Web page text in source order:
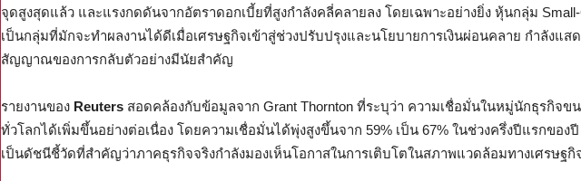
จุดสูงสุดแล้ว และแรงกดดันจากอัตราดอกเบี้ยที่สูงกำลังคลี่คลายลง โดยเฉพาะอย่างยิ่ง หุ้นกลุ่ม
เป็นกลุ่มที่มักจะทำผลงานได้ดีเมื่อเศรษฐกิจเข้าสู่ช่วงปรับปรุงและนโยบายการเงินผ่อนคลาย กำลังแส
สัญญาณของการกลับตัวอย่างมีนัยสำคัญ
รายงานของ Reuters สอดคล้องกับข้อมูลจาก Grant Thornton ที่ระบุว่า ความเชื่อมั่นในหมู่นักธุรกิจข
ทั่วโลกได้เพิ่มขึ้นอย่างต่อเนื่อง โดยความเชื่อมั่นได้พุ่งสูงขึ้นจาก 59% เป็น 67% ในช่วงครึ่งปีแรกของปี
เป็นดัชนีชี้วัดที่สำคัญว่าภาคธุรกิจจริงกำลังมองเห็นโอกาสในการเติบโตในสภาพแวดล้อมทางเศรษฐกิ